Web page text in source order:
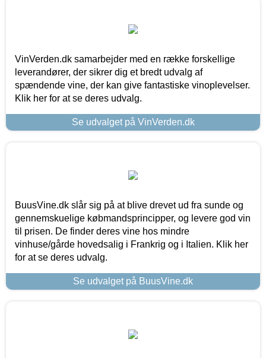
VinVerden.dk samarbejder med en række forskellige
leverandører, der sikrer dig et bredt udvalg af
spændende vine, der kan give fantastiske vinoplevelser.
Klik her for at se deres udvalg.
Se udvalget på VinVerden.dk
BuusVine.dk slår sig på at blive drevet ud fra sunde og
gennemskuelige købmandsprincipper, og levere god vin
til prisen. De finder deres vine hos mindre
vinhuse/gårde hovedsalig i Frankrig og i Italien. Klik her
for at se deres udvalg.
Se udvalget på BuusVine.dk